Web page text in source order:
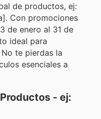
de productos, ej:
Con promociones
de enero al 31 de
ideal para
te pierdas la
esenciales a
- ej: